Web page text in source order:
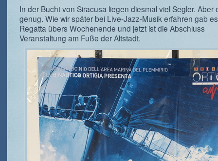
In der Bucht von Siracusa liegen diesmal viel Segler. Aber
genug. Wie wir später bei Live-Jazz-Musik erfahren gab
Regatta übers Wochenende und jetzt ist die Abschluss
Veranstaltung am Fuße der Altstadt.